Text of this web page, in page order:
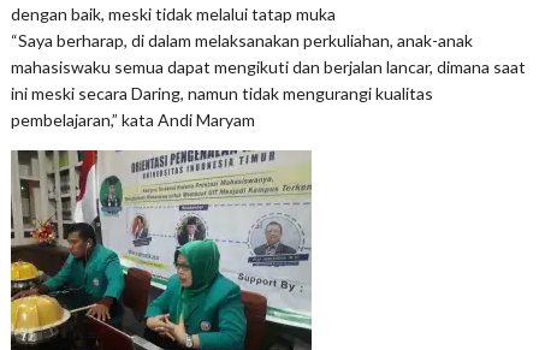
dengan baik, meski tidak melalui tatap muka
“Saya berharap, di dalam melaksanakan perkuliahan, anak-anak
mahasiswaku semua dapat mengikuti dan berjalan lancar, dimana saat
ini meski secara Daring, namun tidak mengurangi kualitas
pembelajaran,” kata Andi Maryam